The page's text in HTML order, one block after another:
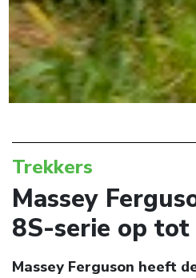
Trekkers
Massey
8S-serie op
Massey Ferguson heeft